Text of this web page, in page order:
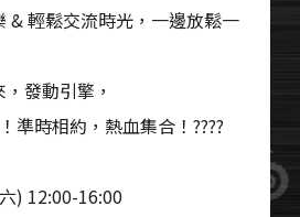
& 輕鬆交流時光，一邊放鬆一
發動引擎，
準時相約，熱血集合！????
) 12:00-16:00